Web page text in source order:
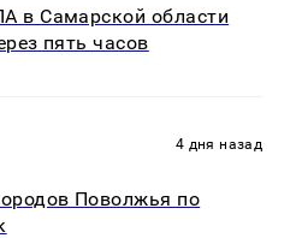
в Самарской области
пять часов
4 дня назад
Поволжья по